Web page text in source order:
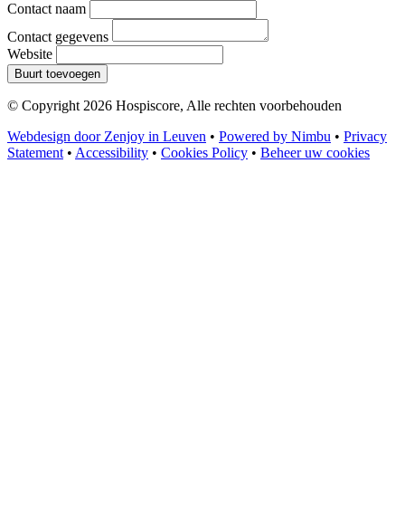
Contact naam
Contact gegevens
Website
Buurt toevoegen
© Copyright 2026 Hospiscore, Alle rechten voorbehouden
Webdesign door Zenjoy in Leuven • Powered by Nimbu • Privacy
Statement • Accessibility • Cookies Policy • Beheer uw cookies